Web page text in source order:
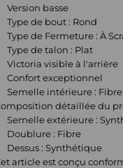
Version basse
Type de bout : Rond
Type de Fermeture : À
Type de talon : Plat
Victoria visible à l'arrière
Confort exceptionnel
Semelle intérieure : Fibre
détaillée du
Semelle extérieure :
Doublure : Fibre
Dessus : Synthétique
article est conçu